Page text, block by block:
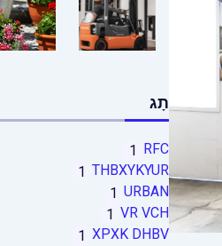
תָג
RFC
1
THBXYKYUR
1
URBAN
1
VR VCH
1
XPXK DHBV
1